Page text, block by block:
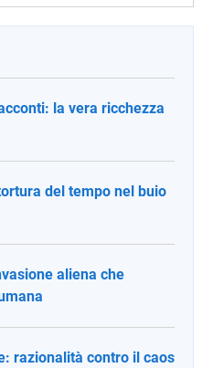
la vera ricchezza
del tempo nel buio
aliena che
razionalità contro il caos